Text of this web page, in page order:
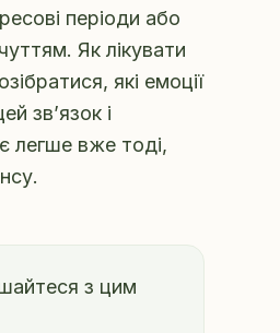
періоди або
Як лікувати
які емоції
зв’язок і
легше вже тоді,
з цим